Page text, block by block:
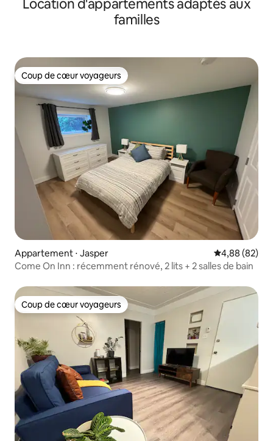
Location d'appartements adaptés aux
familles
Coup de cœur voyageurs
Coup de cœur voyageurs
Appartement ⋅ Jasper Évaluation
4,88 (82)
Come On Inn : récemment rénové, 2 lits + 2 salles de bain
Coup de cœur voyageurs
Coup de cœur voyageurs